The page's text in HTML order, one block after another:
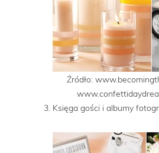
Źródło:
3. Księga gości i albumy